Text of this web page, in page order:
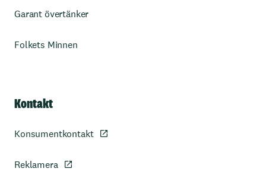
Garant övertänker
Folkets Minnen
Kontakt
Konsumentkontakt
Reklamera